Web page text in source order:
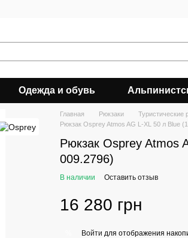
Одежда и обувь
Главная Рюкзаки Туристические
Рюкзак Osprey Atmos AG L-XL 50 л Blue
Рюкзак Osprey Atmos
009.2796)
В наличии Оставить отзыв
16 280 грн
Войти для отображения